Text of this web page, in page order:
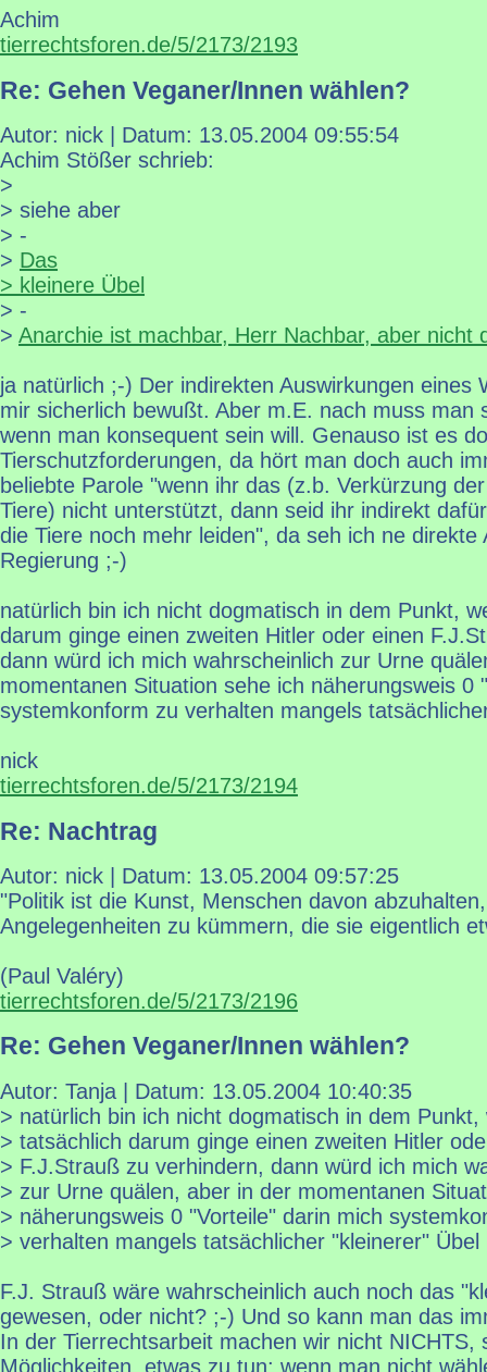
Achim
tierrechtsforen.de/5/2173/2193
Re: Gehen Veganer/Innen wählen?
Autor: nick | Datum: 13.05.2004 09:55:54
Achim Stößer schrieb:
>
> siehe aber
> -
> Das
> kleinere Übel
> -
> Anarchie ist machbar, Herr Nachbar, aber nicht
ja natürlich ;-) Der indirekten Auswirkungen eines
mir sicherlich bewußt. Aber m.E. nach muss man
wenn man konsequent sein will. Genauso ist es
Tierschutzforderungen, da hört man doch auch
beliebte Parole "wenn ihr das (z.b. Verkürzung
Tiere) nicht unterstützt, dann seid ihr indirekt
die Tiere noch mehr leiden", da seh ich ne direkte
Regierung ;-)
natürlich bin ich nicht dogmatisch in dem Punkt,
darum ginge einen zweiten Hitler oder einen
dann würd ich mich wahrscheinlich zur Urne
momentanen Situation sehe ich näherungsweis 0
systemkonform zu verhalten mangels
nick
tierrechtsforen.de/5/2173/2194
Re: Nachtrag
Autor: nick | Datum: 13.05.2004 09:57:25
"Politik ist die Kunst, Menschen davon
Angelegenheiten zu kümmern, die sie eigentlich
(Paul Valéry)
tierrechtsforen.de/5/2173/2196
Re: Gehen Veganer/Innen wählen?
Autor: Tanja | Datum: 13.05.2004 10:40:35
> natürlich bin ich nicht dogmatisch in dem Punkt,
> tatsächlich darum ginge einen zweiten Hitler
> F.J.Strauß zu verhindern, dann würd ich mich
> zur Urne quälen, aber in der momentanen
> näherungsweis 0 "Vorteile" darin mich
> verhalten mangels tatsächlicher "kleinerer" Übel
F.J. Strauß wäre wahrscheinlich auch noch das
gewesen, oder nicht? ;-) Und so kann man das
In der Tierrechtsarbeit machen wir nicht NICHTS,
Möglichkeiten, etwas zu tun; wenn man nicht